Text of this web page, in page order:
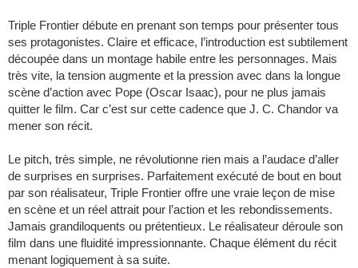
Triple Frontier débute en prenant son temps pour présenter tous
ses protagonistes. Claire et efficace, l’introduction est subtilement
découpée dans un montage habile entre les personnages. Mais
très vite, la tension augmente et la pression avec dans la longue
scène d’action avec Pope (Oscar Isaac), pour ne plus jamais
quitter le film. Car c’est sur cette cadence que J. C. Chandor va
mener son récit.
Le pitch, très simple, ne révolutionne rien mais a l’audace d’aller
de surprises en surprises. Parfaitement exécuté de bout en bout
par son réalisateur, Triple Frontier offre une vraie leçon de mise
en scène et un réel attrait pour l’action et les rebondissements.
Jamais grandiloquents ou prétentieux. Le réalisateur déroule son
film dans une fluidité impressionnante. Chaque élément du récit
menant logiquement à sa suite.